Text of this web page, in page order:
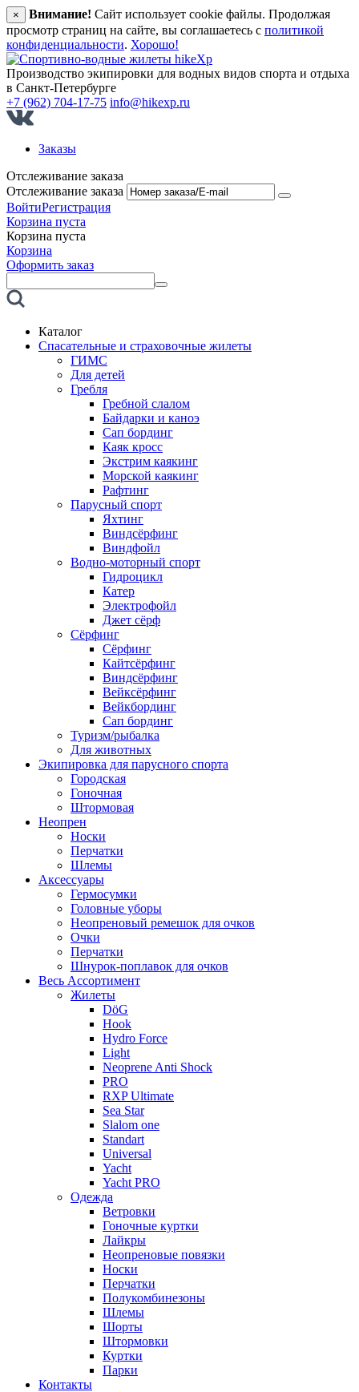
× Внимание! Сайт использует cookie файлы. Продолжая
просмотр страниц на сайте, вы соглашаетесь с политикой
конфиденциальности. Хорошо!
Производство экипировки для водных видов спорта и отдыха
в Санкт‑Петербурге
+7 (962) 704-17-75 info@hikexp.ru
Заказы
Отслеживание заказа
Отслеживание заказа
ВойтиРегистрация
Корзина пуста
Корзина пуста
Корзина
Оформить заказ
Каталог
Спасательные и страховочные жилеты
ГИМС
Для детей
Гребля
Гребной слалом
Байдарки и каноэ
Сап бординг
Каяк кросс
Экстрим каякинг
Морской каякинг
Рафтинг
Парусный спорт
Яхтинг
Виндсёрфинг
Виндфойл
Водно-моторный спорт
Гидроцикл
Катер
Электрофойл
Джет сёрф
Сёрфинг
Сёрфинг
Кайтсёрфинг
Виндсёрфинг
Вейксёрфинг
Вейкбординг
Сап бординг
Туризм/рыбалка
Для животных
Экипировка для парусного спорта
Городская
Гоночная
Штормовая
Неопрен
Носки
Перчатки
Шлемы
Аксессуары
Гермосумки
Головные уборы
Неопреновый ремешок для очков
Очки
Перчатки
Шнурок-поплавок для очков
Весь Ассортимент
Жилеты
DöG
Hook
Hydro Force
Light
Neoprene Anti Shock
PRO
RXP Ultimate
Sea Star
Slalom one
Standart
Universal
Yacht
Yacht PRO
Одежда
Ветровки
Гоночные куртки
Лайкры
Неопреновые повязки
Носки
Перчатки
Полукомбинезоны
Шлемы
Шорты
Штормовки
Куртки
Парки
Контакты